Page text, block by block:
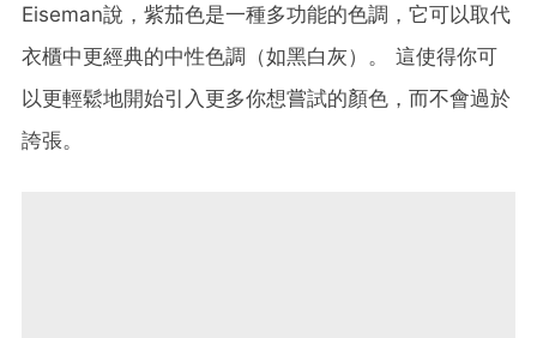
Eiseman說，紫茄色是一種多功能的色調，它可以取代
衣櫃中更經典的中性色調（如黑白灰）。
這使得你可
以更輕鬆地開始引入更多你想嘗試的顏色，而不會過於
誇張。